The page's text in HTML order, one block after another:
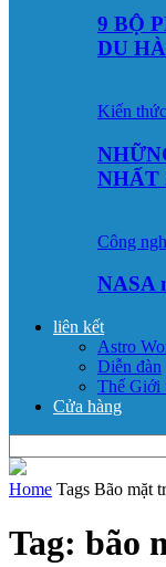
9 BỘ
DU
Kiến
NHẤT
Công
NASA
liên kết
Astro
Diễn đàn
Thế Giới
Cửa hàng
Home Tags Bão mặt
Tag: bão